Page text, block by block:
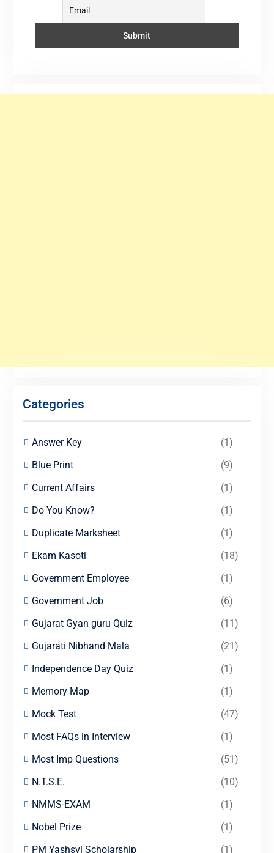
Categories
Answer Key
(1)
Blue Print
(9)
Current Affairs
(1)
Do You Know?
(1)
Duplicate Marksheet
(1)
Ekam Kasoti
(18)
Government Employee
(1)
Government Job
(6)
Gujarat Gyan guru Quiz
(11)
Gujarati Nibhand Mala
(21)
Independence Day Quiz
(1)
Memory Map
(1)
Mock Test
(47)
Most FAQs in Interview
(1)
Most Imp Questions
(51)
N.T.S.E.
(10)
NMMS-EXAM
(1)
Nobel Prize
(1)
PM Yashsvi Scholarship
(1)